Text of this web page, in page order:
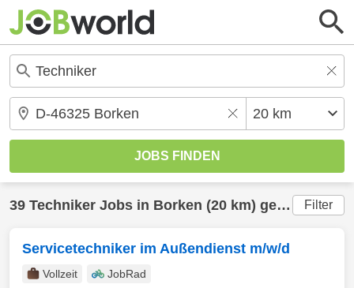
39 Techniker Jobs in Borken (20 km) gefunden Filter
Servicetechniker im Außendienst m/w/d
Vollzeit
JobRad